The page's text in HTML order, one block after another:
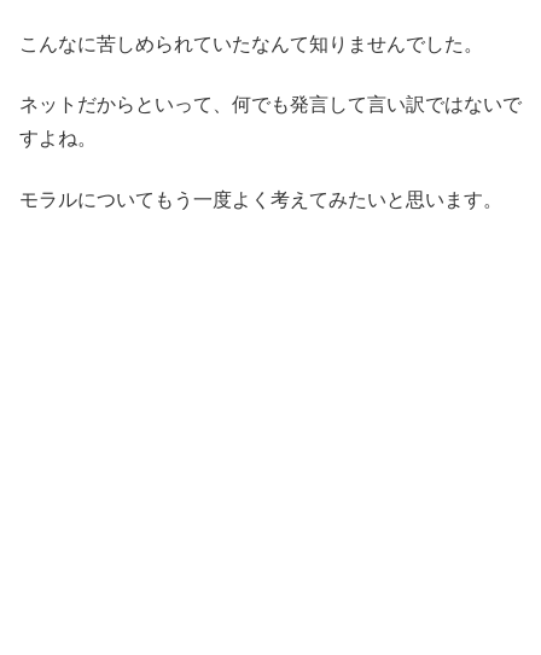
こんなに苦しめられていたなんて知りませんでした。
ネットだからといって、何でも発言して言い訳ではないで
すよね。
モラルについてもう一度よく考えてみたいと思います。